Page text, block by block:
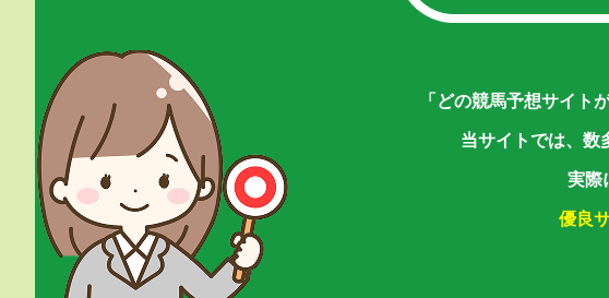
「どの競馬予想サイト
当サイトでは、数
実際
優良